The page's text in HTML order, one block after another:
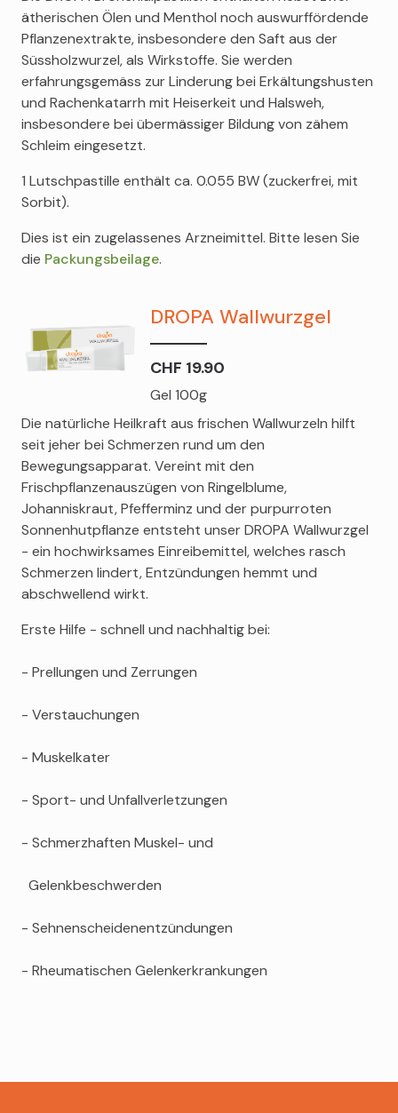
ätherischen Ölen und Menthol noch auswurffördende
Pflanzenextrakte, insbesondere den Saft aus der
Süssholzwurzel, als Wirkstoffe. Sie werden
erfahrungsgemäss zur Linderung bei Erkältungshusten
und Rachenkatarrh mit Heiserkeit und Halsweh,
insbesondere bei übermässiger Bildung von zähem
Schleim eingesetzt.
1 Lutschpastille enthält ca. 0.055 BW (zuckerfrei, mit
Sorbit).
Dies ist ein zugelassenes Arzneimittel. Bitte lesen Sie
die Packungsbeilage.
DROPA Wallwurzgel
CHF 19.90
Gel 100g
Die natürliche Heilkraft aus frischen Wallwurzeln hilft
seit jeher bei Schmerzen rund um den
Bewegungsapparat. Vereint mit den
Frischpflanzenauszügen von Ringelblume,
Johanniskraut, Pfefferminz und der purpurroten
Sonnenhutpflanze entsteht unser DROPA Wallwurzgel
- ein hochwirksames Einreibemittel, welches rasch
Schmerzen lindert, Entzündungen hemmt und
abschwellend wirkt.
Erste Hilfe - schnell und nachhaltig bei:
- Prellungen und Zerrungen
- Verstauchungen
- Muskelkater
- Sport- und Unfallverletzungen
- Schmerzhaften Muskel- und
Gelenkbeschwerden
- Sehnenscheidenentzündungen
- Rheumatischen Gelenkerkrankungen